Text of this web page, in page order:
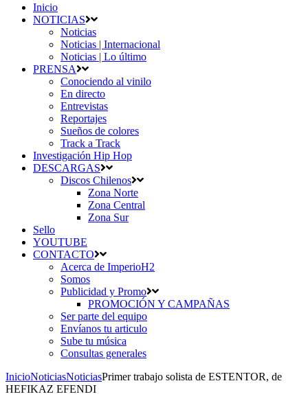
Inicio
NOTICIAS
Noticias
Noticias | Internacional
Noticias | Lo último
PRENSA
Conociendo al vinilo
En directo
Entrevistas
Reportajes
Sueños de colores
Track a Track
Investigación Hip Hop
DESCARGAS
Discos Chilenos
Zona Norte
Zona Central
Zona Sur
Sello
YOUTUBE
CONTACTO
Acerca de ImperioH2
Somos
Publicidad y Promo
PROMOCIÓN Y CAMPAÑAS
Ser parte del equipo
Envíanos tu articulo
Sube tu música
Consultas generales
InicioNoticiasNoticiasPrimer trabajo solista de ESTENTOR, de
HEFIKAZ EFENDI